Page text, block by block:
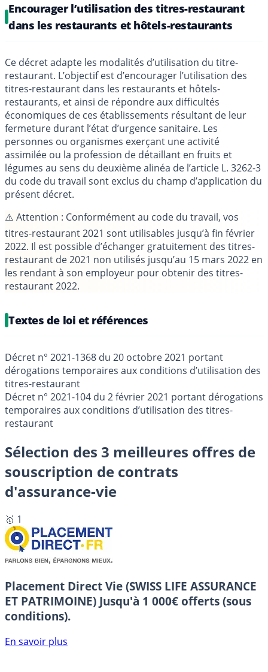
Encourager l’utilisation des titres-restaurant
dans les restaurants et hôtels-restaurants
Ce décret adapte les modalités d’utilisation du titre-
restaurant. L’objectif est d’encourager l’utilisation des
titres-restaurant dans les restaurants et hôtels-
restaurants, et ainsi de répondre aux difficultés
économiques de ces établissements résultant de leur
fermeture durant l’état d’urgence sanitaire. Les
personnes ou organismes exerçant une activité
assimilée ou la profession de détaillant en fruits et
légumes au sens du deuxième alinéa de l’article L. 3262-3
du code du travail sont exclus du champ d’application du
présent décret.
⚠️ Attention : Conformément au code du travail, vos
titres-restaurant 2021 sont utilisables jusqu’à fin février
2022. Il est possible d’échanger gratuitement des titres-
restaurant de 2021 non utilisés jusqu’au 15 mars 2022 en
les rendant à son employeur pour obtenir des titres-
restaurant 2022.
Textes de loi et références
Décret n° 2021-1368 du 20 octobre 2021 portant
dérogations temporaires aux conditions d’utilisation des
titres-restaurant
Décret n° 2021-104 du 2 février 2021 portant dérogations
temporaires aux conditions d’utilisation des titres-
restaurant
Sélection des 3 meilleures offres de
souscription de contrats
d'assurance-vie
🥇 1
Placement Direct Vie (SWISS LIFE ASSURANCE
ET PATRIMOINE) Jusqu'à 1 000€ offerts (sous
conditions).
En savoir plus